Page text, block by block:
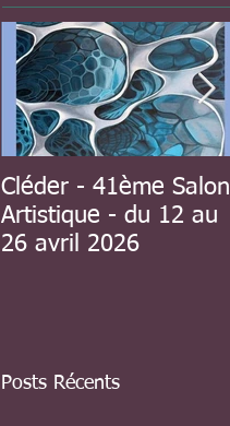
Cléder - 41ème Salon
Artistique - du 12 au
26 avril 2026
Posts Récents